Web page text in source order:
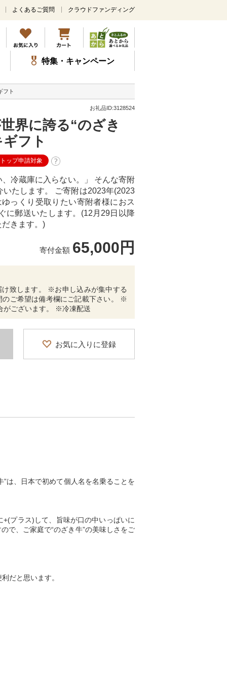
メ
ン
コ
ン
テ
ツ
ッ
プ
よくあるご質問 クラウドファンディング
特集・キャンペーン
フト
お礼品ID:3128524
界に誇る“のざき
フト
ップ申請対象
冷蔵庫に入らない。」 そんな寄附
たします。 ご寄附は2023年(2023
っくり受取りたい寄附者様におス
に郵送いたします。(12月29日以降
きます。)
寄付金額 65,000円
致します。 ※お申し込みが集中する
ご希望は備考欄にご記載下さい。 ※
がございます。 ※冷凍配送
お気に入りに登録
は、日本で初めて個人名を名乗ることを
プラス)して、旨味が口の中いっぱいに
で、ご家庭で“のざき牛”の美味しさをご
だと思います。